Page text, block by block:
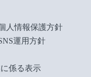
人情報保護方針
運用方針
係る表示